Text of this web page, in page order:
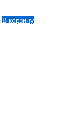
В корзину